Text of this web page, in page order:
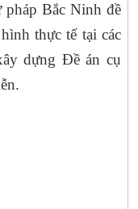
Bắc Ninh đề
thực tế tại các
dựng Đề án cụ